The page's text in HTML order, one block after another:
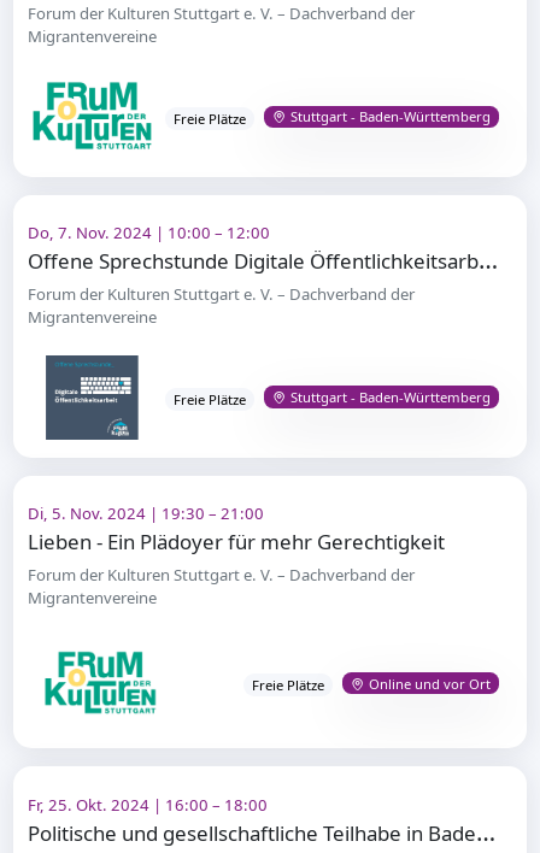
Forum der Kulturen Stuttgart e. V. – Dachverband der
Migrantenvereine
Freie Plätze Stuttgart - Baden-Württemberg
Do, 7. Nov. 2024 | 10:00 – 12:00
O
ffene Sprechstunde Digitale Öffentlichkeitsarbeit für Vereinsaktive
Forum der Kulturen Stuttgart e. V. – Dachverband der
Migrantenvereine
Freie Plätze Stuttgart - Baden-Württemberg
Di, 5. Nov. 2024 | 19:30 – 21:00
Lieben - Ein Plädoyer für mehr Gerechtigkeit
Forum der Kulturen Stuttgart e. V. – Dachverband der
Migrantenvereine
Freie Plätze Online und vor Ort
Fr, 25. Okt. 2024 | 16:00 – 18:00
P
olitische und gesellschaftliche Teilhabe in Baden-Württemberg